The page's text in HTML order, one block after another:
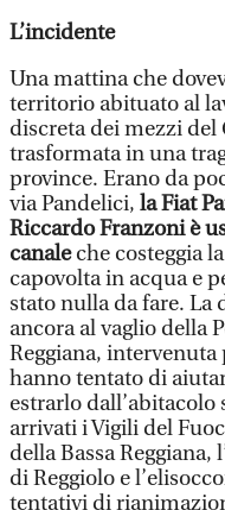
L’incidente
Una mattina che
territorio abituato al
discreta dei mezzi del
trasformata in una
province. Erano da
via Pandelici, la Fiat
Riccardo Franzoni è
canaleche costeggia
capovolta in acqua e
stato nulla da fare. La
ancora al vaglio della
Reggiana,
hanno tentato di
estrarlo dall’abitacolo
arrivati i Vigili del
della Bassa Reggiana,
di Reggiolo e
tentativi di